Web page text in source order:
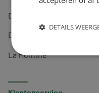
Dermagíq
Draisma
La Montine
DETAILS